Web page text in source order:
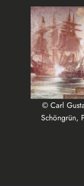
© Carl
Schöngrün,